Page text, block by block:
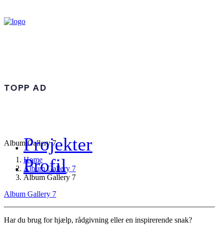
Projekter
Profil
TOPP AD
Album Gallery 7
Home
Album Gallery 7
Album Gallery 7
Album Gallery 7
Har du brug for hjælp, rådgivning eller en inspirerende snak?